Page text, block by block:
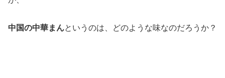
中国の中華まんというのは、どのような味なのだろうか？